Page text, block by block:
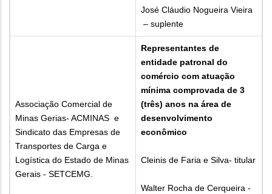
José Cláudio Nogueira Vieira
– suplente
Associação Comercial de
Minas Gerias- ACMINAS e
Sindicato das Empresas de
Transportes de Carga e
Logística do Estado de Minas
Gerais - SETCEMG.
Representantes de
entidade patronal do
comércio com atuação
mínima comprovada de 3
(três) anos na área de
desenvolvimento
econômico
Cleinis de Faria e Silva- titular
Walter Rocha de Cerqueira -